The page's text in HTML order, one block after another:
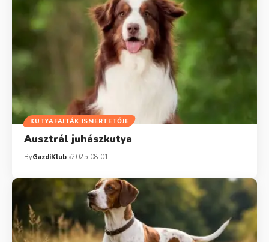
KUTYAFAJTÁK ISMERTETŐJE
Ausztrál juhászkutya
ByGazdiKlub 2025.08.01.